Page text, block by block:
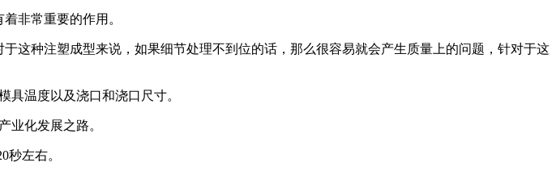
非常重要的作用。
这种注塑成型来说，如果细节处理不到位的话，那么很容易就会产生质量上的问题，针对于这
具温度以及浇口和浇口尺寸。
业化发展之路。
左右。